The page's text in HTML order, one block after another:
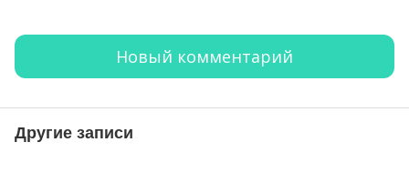
Новый комментарий
Другие записи